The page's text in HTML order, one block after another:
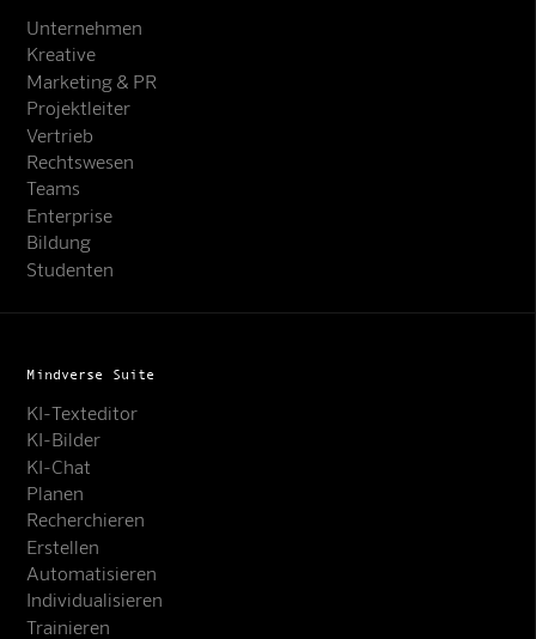
Unternehmen
Kreative
Marketing & PR
Projektleiter
Vertrieb
Rechtswesen
Teams
Enterprise
Bildung
Studenten
Mindverse Suite
KI-Texteditor
KI-Bilder
KI-Chat
Planen
Recherchieren
Erstellen
Automatisieren
Individualisieren
Trainieren